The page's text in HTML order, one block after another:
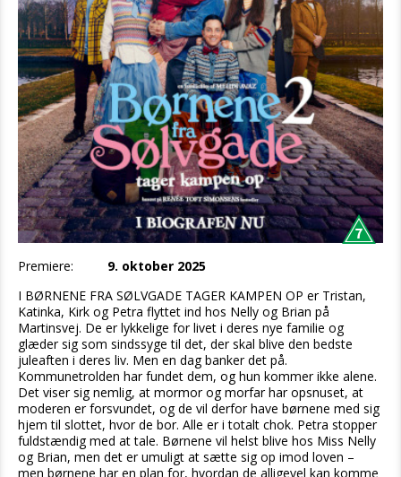
Premiere:
9. oktober 2025
I BØRNENE FRA SØLVGADE TAGER KAMPEN OP er Tristan,
Katinka, Kirk og Petra flyttet ind hos Nelly og Brian på
Martinsvej. De er lykkelige for livet i deres nye familie og
glæder sig som sindssyge til det, der skal blive den bedste
juleaften i deres liv. Men en dag banker det på.
Kommunetrolden har fundet dem, og hun kommer ikke alene.
Det viser sig nemlig, at mormor og morfar har opsnuset, at
moderen er forsvundet, og de vil derfor have børnene med sig
hjem til slottet, hvor de bor. Alle er i totalt chok. Petra stopper
fuldstændig med at tale. Børnene vil helst blive hos Miss Nelly
og Brian, men det er umuligt at sætte sig op imod loven –
men børnene har en plan for, hvordan de alligevel kan komme